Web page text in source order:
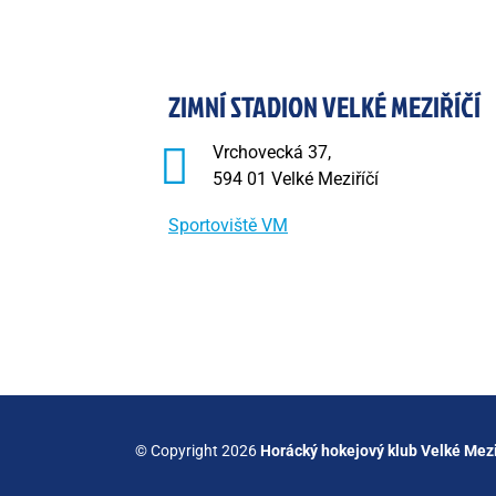
ZIMNÍ STADION VELKÉ MEZIŘÍČÍ
Vrchovecká 37,
594 01 Velké Meziříčí
Sportoviště VM
© Copyright 2026Horácký hokejový klub Velké